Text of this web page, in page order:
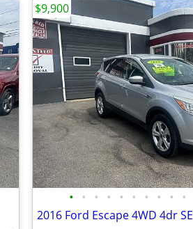
• • • • • • • • • •
2016 Ford Escape 4WD 4dr SE
$9,900